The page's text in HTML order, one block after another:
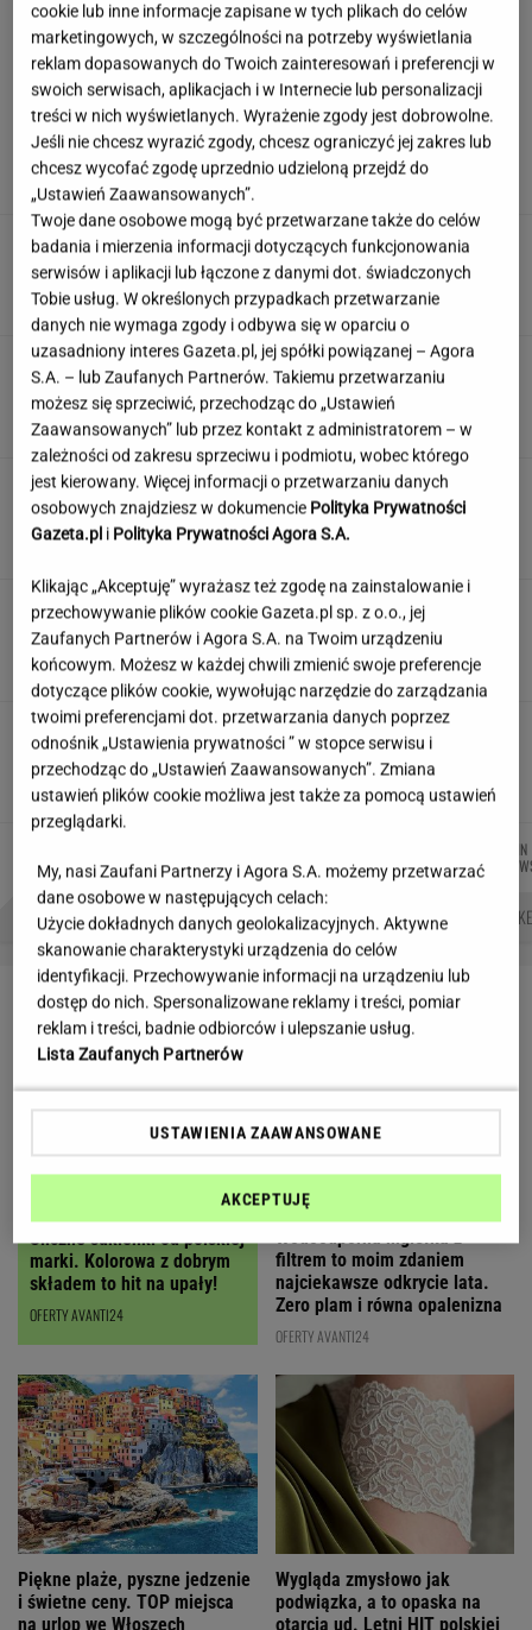
Szokujące nagranie z Tatr. "Rodzice, którzy
zwariowali"
Cały świat patrzy na Świątek i
Abramowicz. "To kolejna czerwona flaga"
SUBSKRYPCJA
Ekspresowe dyktando. Tutaj tylko erudyta
zasługuje na komplet punktów
Wyjeżdżasz za granicę? Te rozwiązania mogą
oszczędzić sporo czasu i nerwów
MATERIAŁ PROMOCYJNY
Pensje lekarzy. Specjalista
hematolog dostał podwyżkę, ale zarabia mniej
SUBSKRYPCJA
Płacą absurdalny podatek. Ministerstwo
prawa nie zmieni
MATERIAŁ PROMOCYJNY
BRYCZKOWSKA
KUCHARCZYK
KOLIBABSKI
MARCIN
NAJWIĘKSZA JASKINIA ŚWIATA BIAŁE LINIE NA SWOICH OKNACH ATAK
LETNIE OKAZJE
Śliczne sukienki od polskiej
marki. Kolorowa z dobrym
składem to hit na upały!
OFERTY AVANTI24
Wodoodporna mgiełka z
filtrem to moim zdaniem
najciekawsze odkrycie lata.
Zero plam i równa opalenizna
OFERTY AVANTI24
Piękne plaże, pyszne jedzenie
i świetne ceny. TOP miejsca
na urlop we Włoszech
Wygląda zmysłowo jak
podwiązka, a to opaska na
otarcia ud. Letni HIT polskiej
cookie lub inne informacje zapisane w tych plikach do celów
marketingowych, w szczególności na potrzeby wyświetlania
reklam dopasowanych do Twoich zainteresowań i preferencji w
swoich serwisach, aplikacjach i w Internecie lub personalizacji
treści w nich wyświetlanych. Wyrażenie zgody jest dobrowolne.
Jeśli nie chcesz wyrazić zgody, chcesz ograniczyć jej zakres lub
chcesz wycofać zgodę uprzednio udzieloną przejdź do
„Ustawień Zaawansowanych”.
Twoje dane osobowe mogą być przetwarzane także do celów
badania i mierzenia informacji dotyczących funkcjonowania
serwisów i aplikacji lub łączone z danymi dot. świadczonych
Tobie usług. W określonych przypadkach przetwarzanie
danych nie wymaga zgody i odbywa się w oparciu o
uzasadniony interes Gazeta.pl, jej spółki powiązanej – Agora
S.A. – lub Zaufanych Partnerów. Takiemu przetwarzaniu
możesz się sprzeciwić, przechodząc do „Ustawień
Zaawansowanych” lub przez kontakt z administratorem – w
zależności od zakresu sprzeciwu i podmiotu, wobec którego
jest kierowany. Więcej informacji o przetwarzaniu danych
osobowych znajdziesz w dokumencie Polityka Prywatności
Gazeta.pl i Polityka Prywatności Agora S.A.
Klikając „Akceptuję” wyrażasz też zgodę na zainstalowanie i
przechowywanie plików cookie Gazeta.pl sp. z o.o., jej
Zaufanych Partnerów i Agora S.A. na Twoim urządzeniu
końcowym. Możesz w każdej chwili zmienić swoje preferencje
dotyczące plików cookie, wywołując narzędzie do zarządzania
twoimi preferencjami dot. przetwarzania danych poprzez
odnośnik „Ustawienia prywatności ” w stopce serwisu i
przechodząc do „Ustawień Zaawansowanych”. Zmiana
ustawień plików cookie możliwa jest także za pomocą ustawień
przeglądarki.
My, nasi Zaufani Partnerzy i Agora S.A. możemy przetwarzać
dane osobowe w następujących celach:
Użycie dokładnych danych geolokalizacyjnych. Aktywne
skanowanie charakterystyki urządzenia do celów
identyfikacji. Przechowywanie informacji na urządzeniu lub
dostęp do nich. Spersonalizowane reklamy i treści, pomiar
reklam i treści, badnie odbiorców i ulepszanie usług.
Lista Zaufanych Partnerów
USTAWIENIA ZAAWANSOWANE
AKCEPTUJĘ